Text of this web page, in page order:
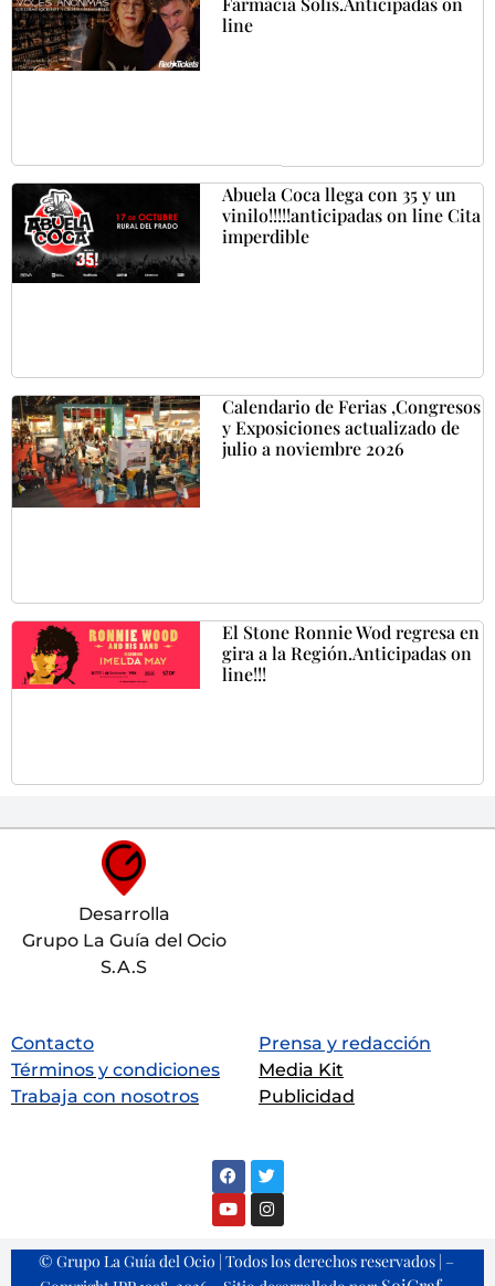
line
Abuela Coca llega con 35 y un
vinilo!!!!!anticipadas on line Cita
imperdible
Calendario de Ferias ,Congresos
y Exposiciones actualizado de
julio a noviembre 2026
El Stone Ronnie Wod regresa en
gira a la Región.Anticipadas on
line!!!
Desarrolla
Grupo La Guía del Ocio
S.A.S
Contacto
Términos y condiciones
Trabaja con nosotros
Prensa y redacción
Media Kit
Publicidad
© Grupo La Guía del Ocio | Todos los derechos reservados | –